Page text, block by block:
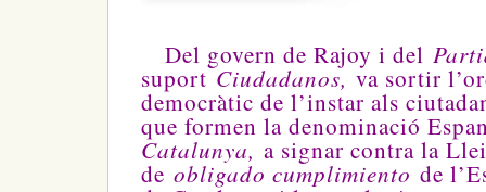
Del govern de Rajoy i del
suportCiudadanos, va sortir
democràtic de l’instar als
que formen la denominació
Catalunya, a signar contra la
de obligado cumplimiento de